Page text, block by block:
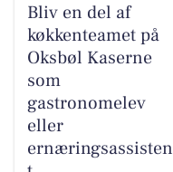
Bliv en del af
køkkenteamet på
Oksbøl Kaserne
som
gastronomelev
eller
ernæringsassisten